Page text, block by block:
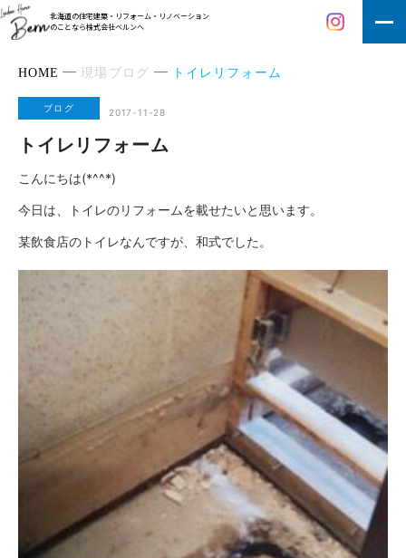
北海道の住宅建築・リフォーム・リノベーション
のことなら株式会社ベルンへ
HOME 現場ブログ トイレリフォーム
ブログ 2017-11-28
トイレリフォーム
こんにちは(*^^*)
今日は、トイレのリフォームを載せたいと思います。
某飲食店のトイレなんですが、和式でした。